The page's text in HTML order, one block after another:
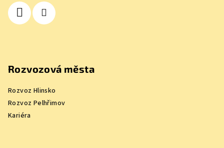
Rozvozová města
Rozvoz Hlinsko
Rozvoz Pelhřimov
Kariéra